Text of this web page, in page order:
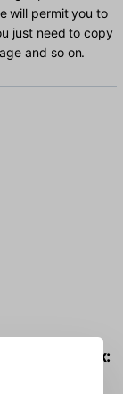
will permit you to
just need to copy
and so on.
into the box: